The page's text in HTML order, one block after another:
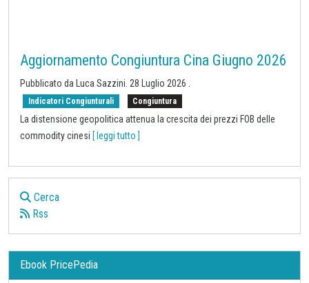
Aggiornamento Congiuntura Cina Giugno 2026
Indicatori Congiunturali Congiuntura
commodity cinesi
Cerca